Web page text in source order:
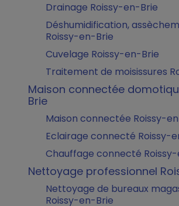
Drainage Roissy-en-Brie
Déshumidification,
Roissy-en-Brie
Cuvelage Roissy-en-Brie
Traitement de moisissures
Maison connectée
Brie
Maison connectée Roissy-
Eclairage connecté Roissy-
Chauffage connecté
Nettoyage professionnel
Nettoyage de bureaux
Roissy-en-Brie